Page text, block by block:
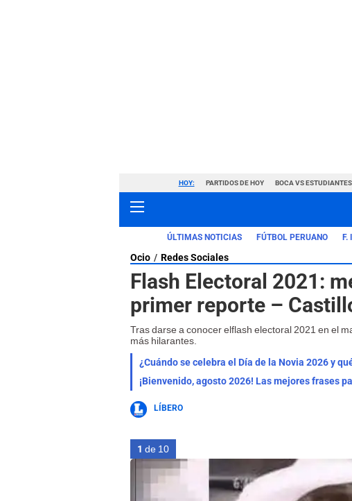
HOY: PARTIDOS DE HOY BOCA VS ESTUDIANTES
ÚLTIMAS NOTICIAS FÚTBOL PERUANO F.
Ocio Redes Sociales
Flash Electoral 2021:
primer reporte –
Tras darse a conocer elflash electoral 2021 en el
más hilarantes.
¿Cuándo se celebra el Día de la Novia 2026 y
LÍBERO
1 de 10